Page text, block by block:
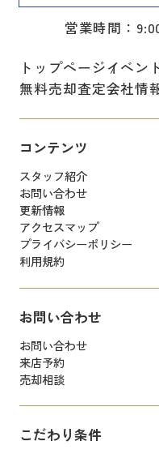
営業時間：
トップページイベン
無料売却査定会社情
コンテンツ
スタッフ紹介
お問い合わせ
更新情報
アクセスマップ
プライバシーポリシー
利用規約
お問い合わせ
お問い合わせ
来店予約
売却相談
こだわり条件